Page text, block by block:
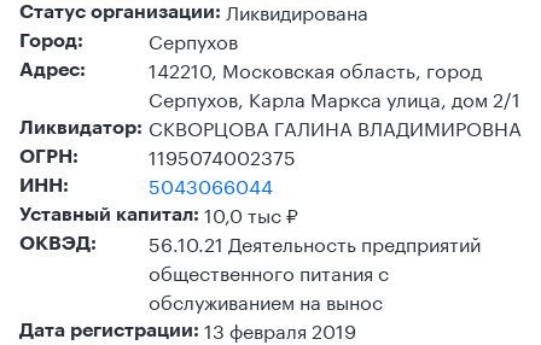
Статус организации: Ликвидирована
Город: Серпухов
Адрес:
142210, Московская область, город
Серпухов, Карла Маркса улица, дом 2/1
Ликвидатор: СКВОРЦОВА ГАЛИНА ВЛАДИМИРОВНА
ОГРН: 1195074002375
ИНН: 5043066044
Уставный капитал: 10,0 тыс ₽
ОКВЭД:
56.10.21 Деятельность предприятий
общественного питания с
обслуживанием на вынос
Дата регистрации: 13 февраля 2019